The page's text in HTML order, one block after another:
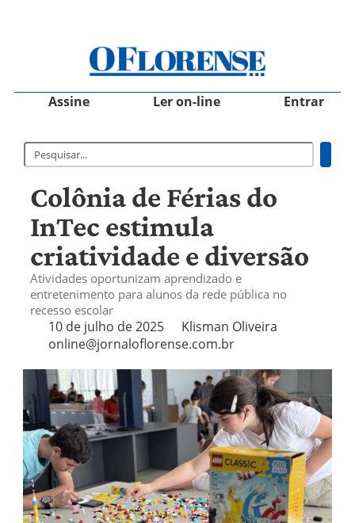
Assine Ler on-line Entrar
Colônia de Férias do
InTec estimula
criatividade e diversão
Atividades oportunizam aprendizado e
entretenimento para alunos da rede pública no
recesso escolar
10 de julho de 2025
Klisman Oliveira
online@jornaloflorense.com.br